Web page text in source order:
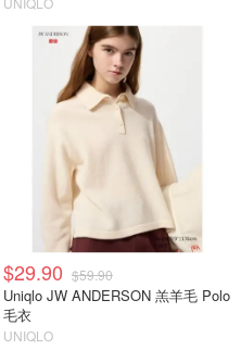
$29.90 $59.90
Uniqlo JW ANDERSON 羔羊毛 Polo
毛衣
UNIQLO